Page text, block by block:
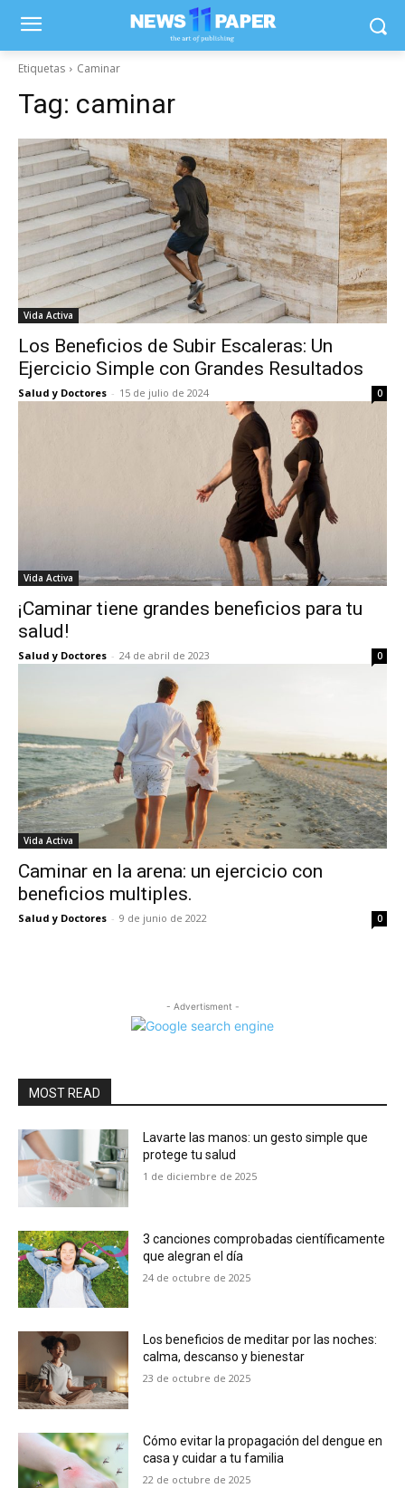
Etiquetas Caminar
Tag: caminar
Vida Activa
Los Beneficios de Subir Escaleras: Un
Ejercicio Simple con Grandes Resultados
Salud y Doctores - 15 de julio de 2024 0
Vida Activa
¡Caminar tiene grandes beneficios para tu
salud!
Salud y Doctores - 24 de abril de 2023 0
Vida Activa
Caminar en la arena: un ejercicio con
beneficios multiples.
Salud y Doctores - 9 de junio de 2022 0
- Advertisment -
MOST READ
Lavarte las manos: un gesto simple que
protege tu salud
1 de diciembre de 2025
3 canciones comprobadas científicamente
que alegran el día
24 de octubre de 2025
Los beneficios de meditar por las noches:
calma, descanso y bienestar
23 de octubre de 2025
Cómo evitar la propagación del dengue en
casa y cuidar a tu familia
22 de octubre de 2025